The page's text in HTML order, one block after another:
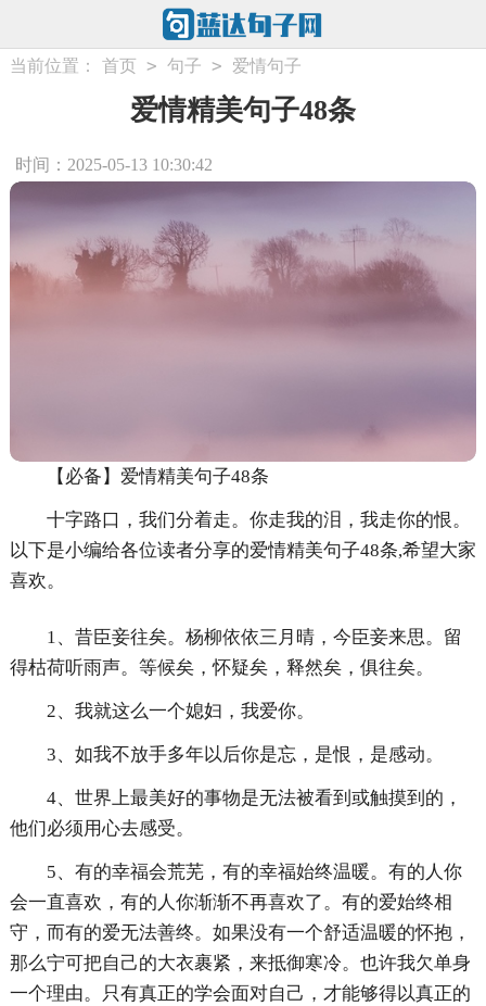
当前位置： 首页 > 句子 > 爱情句子
爱情精美句子48条
时间：2025-05-13 10:30:42
【必备】爱情精美句子48条
十字路口，我们分着走。你走我的泪，我走你的恨。
以下是小编给各位读者分享的爱情精美句子48条,希望大家
喜欢。
1、昔臣妾往矣。杨柳依依三月晴，今臣妾来思。留
得枯荷听雨声。等候矣，怀疑矣，释然矣，俱往矣。
2、我就这么一个媳妇，我爱你。
3、如我不放手多年以后你是忘，是恨，是感动。
4、世界上最美好的事物是无法被看到或触摸到的，
他们必须用心去感受。
5、有的幸福会荒芜，有的幸福始终温暖。有的人你
会一直喜欢，有的人你渐渐不再喜欢了。有的爱始终相
守，而有的爱无法善终。如果没有一个舒适温暖的怀抱，
那么宁可把自己的大衣裹紧，来抵御寒冷。也许我欠单身
一个理由。只有真正的学会面对自己，才能够得以真正的